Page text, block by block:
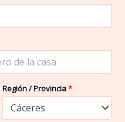
Región / Provincia*